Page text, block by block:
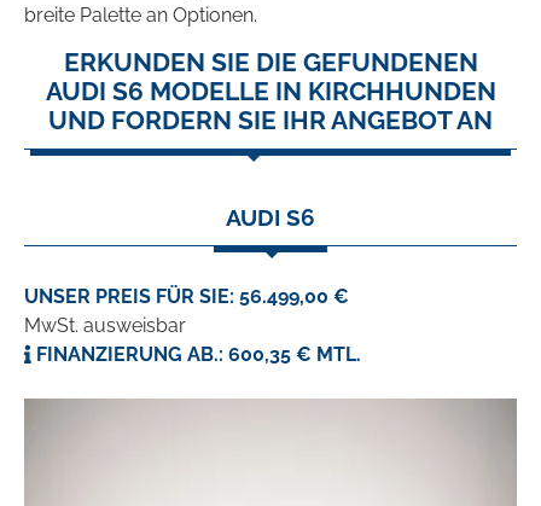
breite Palette an Optionen.
ERKUNDEN SIE DIE GEFUNDENEN
AUDI S6 MODELLE IN KIRCHHUNDEN
UND FORDERN SIE IHR ANGEBOT AN
AUDI S6
UNSER PREIS FÜR SIE: 56.499,00 €
MwSt. ausweisbar
FINANZIERUNG AB.: 600,35 € MTL.